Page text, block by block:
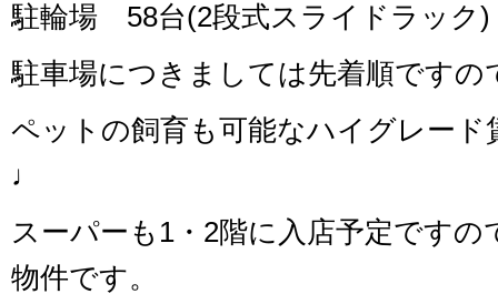
駐輪場 58台(2段式スライドラック)
駐車場につきましては先着順ですの
ペットの飼育も可能なハイグレー
♩
スーパーも1・2階に入店予定ですの
物件です。